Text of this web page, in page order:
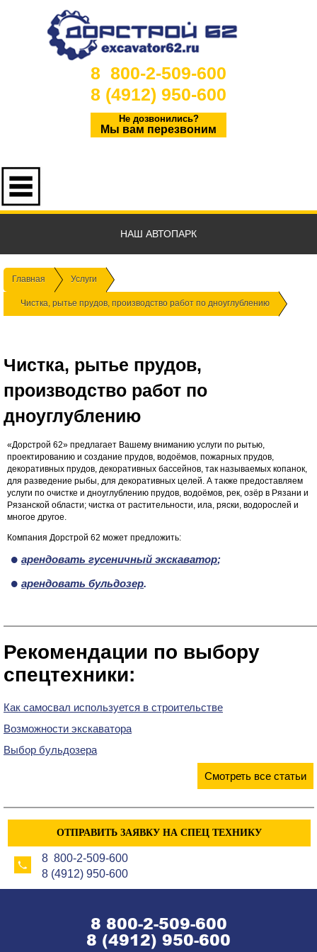
8 800-2-509-600
8 (4912) 950-600
Не дозвонились?
Мы вам перезвоним
НАШ АВТОПАРК
Главная Услуги
Чистка, рытье прудов, производство работ по дноуглублению
Чистка, рытье прудов,
производство работ по
дноуглублению
«Дорстрой 62» предлагает Вашему вниманию услуги по рытью,
проектированию и создание прудов, водоёмов, пожарных прудов,
декоративных прудов, декоративных бассейнов, так называемых копанок,
для разведение рыбы, для декоративных целей. А также предоставляем
услуги по очистке и дноуглублению прудов, водоёмов, рек, озёр в Рязани и
Рязанской области; чистка от растительности, ила, ряски, водорослей и
многое другое.
Компания Дорстрой 62 может предложить:
арендовать гусеничный экскаватор;
арендовать бульдозер.
Рекомендации по выбору
спецтехники:
Как самосвал используется в строительстве
Возможности экскаватора
Выбор бульдозера
Смотреть все статьи
ОТПРАВИТЬ ЗАЯВКУ НА СПЕЦ ТЕХНИКУ
8 800-2-509-600
8 (4912) 950-600
8 800-2-509-600
8 (4912) 950-600